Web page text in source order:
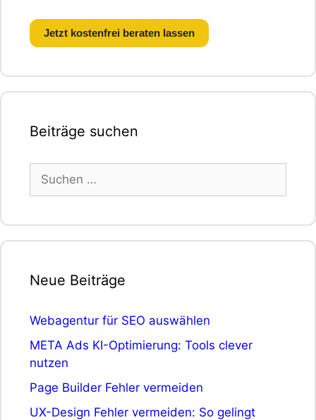
Jetzt kostenfrei beraten lassen
Beiträge suchen
Suchen
nach:
Neue Beiträge
Webagentur für SEO auswählen
META Ads KI-Optimierung: Tools clever
nutzen
Page Builder Fehler vermeiden
UX-Design Fehler vermeiden: So gelingt